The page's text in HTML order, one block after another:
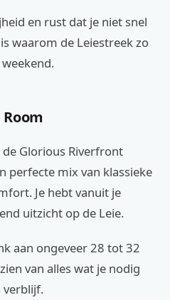
en rust dat je niet snel
waarom de Leiestreek zo
Glorious Riverfront
perfecte mix van klassieke
Je hebt vanuit je
uitzicht op de Leie.
aan ongeveer 28 tot 32
van alles wat je nodig
verblijf.